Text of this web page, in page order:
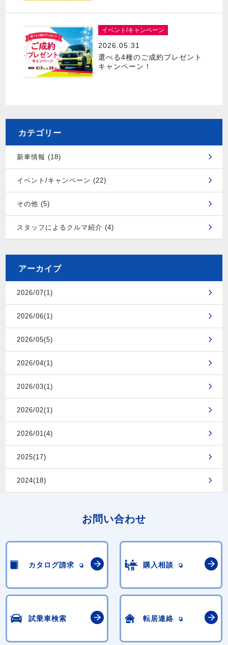
イベント/キャンペーン
2026.05.31
選べる4種のご成約プレゼント
キャンペーン！
カテゴリー
新車情報 (18)
イベント/キャンペーン (22)
その他 (5)
スタッフによるクルマ紹介 (4)
アーカイブ
2026/07(1)
2026/06(1)
2026/05(5)
2026/04(1)
2026/03(1)
2026/02(1)
2026/01(4)
2025(17)
2024(18)
お問い合わせ
カタログ請求 購入相談
試乗車検索 転居連絡